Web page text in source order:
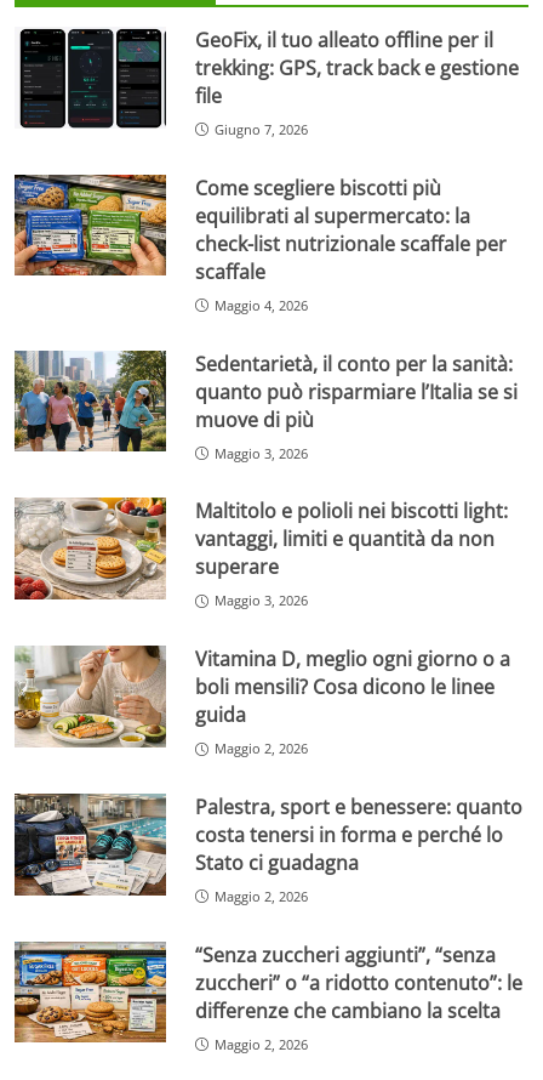
GeoFix, il tuo alleato offline per il
trekking: GPS, track back e gestione
file
Giugno 7, 2026
Come scegliere biscotti più
equilibrati al supermercato: la
check-list nutrizionale scaffale per
scaffale
Maggio 4, 2026
Sedentarietà, il conto per la sanità:
quanto può risparmiare l’Italia se si
muove di più
Maggio 3, 2026
Maltitolo e polioli nei biscotti light:
vantaggi, limiti e quantità da non
superare
Maggio 3, 2026
Vitamina D, meglio ogni giorno o a
boli mensili? Cosa dicono le linee
guida
Maggio 2, 2026
Palestra, sport e benessere: quanto
costa tenersi in forma e perché lo
Stato ci guadagna
Maggio 2, 2026
“Senza zuccheri aggiunti”, “senza
zuccheri” o “a ridotto contenuto”: le
differenze che cambiano la scelta
Maggio 2, 2026